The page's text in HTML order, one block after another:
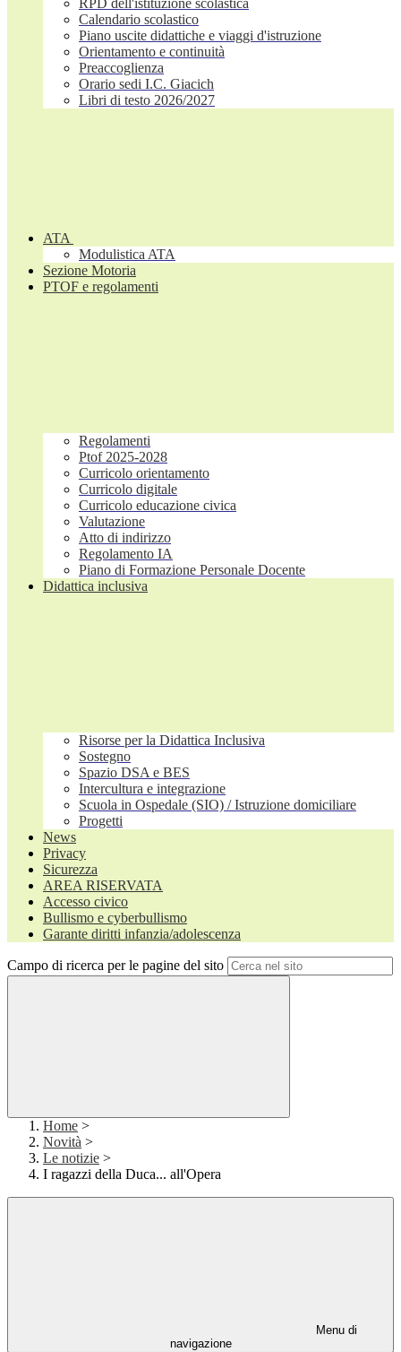
RPD dell'istituzione scolastica
Calendario scolastico
Piano uscite didattiche e viaggi d'istruzione
Orientamento e continuità
Preaccoglienza
Orario sedi I.C. Giacich
Libri di testo 2026/2027
ATA
Modulistica ATA
Sezione Motoria
PTOF e regolamenti
Regolamenti
Ptof 2025-2028
Curricolo orientamento
Curricolo digitale
Curricolo educazione civica
Valutazione
Atto di indirizzo
Regolamento IA
Piano di Formazione Personale Docente
Didattica inclusiva
Risorse per la Didattica Inclusiva
Sostegno
Spazio DSA e BES
Intercultura e integrazione
Scuola in Ospedale (SIO) / Istruzione domiciliare
Progetti
News
Privacy
Sicurezza
AREA RISERVATA
Accesso civico
Bullismo e cyberbullismo
Garante diritti infanzia/adolescenza
Campo di ricerca per le pagine del sito
Home >
Novità >
Le notizie >
I ragazzi della Duca... all'Opera
Menu di
navigazione